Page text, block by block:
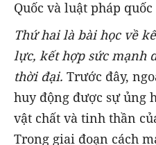
Quốc và luật pháp quốc
Thứ hai là bài học về
lực, kết hợp sức mạnh
thời đại. Trước đây,
huy động được sự ủng
vật chất và tinh thần
Trong giai đoạn cách